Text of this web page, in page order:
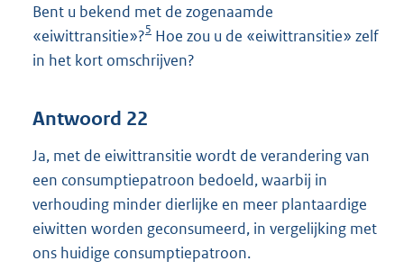
Bent u bekend met de zogenaamde
«eiwittransitie»?5 Hoe zou u de «eiwittransitie» zelf
in het kort omschrijven?
Antwoord 22
Ja, met de eiwittransitie wordt de verandering van
een consumptiepatroon bedoeld, waarbij in
verhouding minder dierlijke en meer plantaardige
eiwitten worden geconsumeerd, in vergelijking met
ons huidige consumptiepatroon.